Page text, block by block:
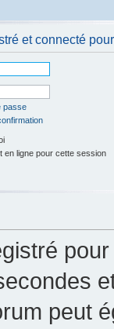
et connecté
passe
en ligne pour cette session
peut